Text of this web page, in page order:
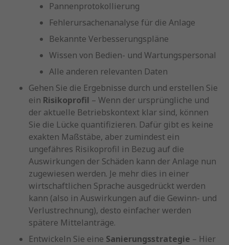
Pannenprotokollierung
Fehlerursachenanalyse für die Anlage
Bekannte Verbesserungspläne
Wissen von Bedien- und Wartungspersonal
Alle anderen relevanten Daten
Gehen Sie die Ergebnisse durch und erstellen Sie
ein Risikoprofil – Wenn der ursprüngliche und
der aktuelle Betriebskontext klar sind, können
Sie die Lücke quantifizieren. Dafür gibt es keine
exakten Maßstäbe, aber zumindest ein
ungefähres Risikoprofil in Bezug auf die
Auswirkungen der Schäden kann der Anlage nun
zugewiesen werden. Je mehr dies in einer
wirtschaftlichen Sprache ausgedrückt werden
kann (also in Auswirkungen auf die Gewinn- und
Verlustrechnung), desto einfacher werden
spätere Mittelanträge.
Entwickeln Sie eine Sanierungsstrategie – Hier